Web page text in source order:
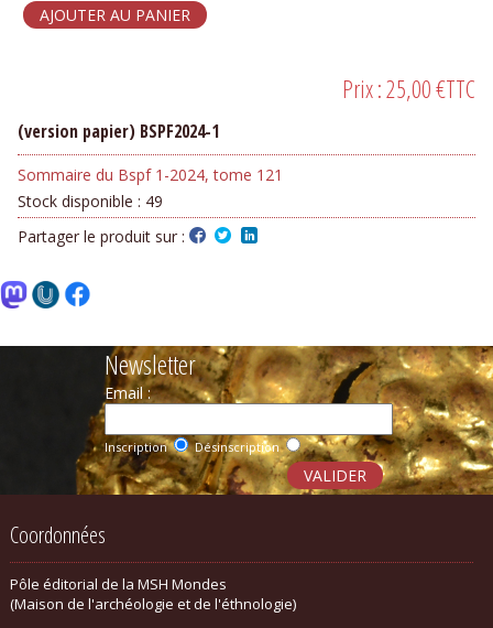
Prix :25,00 €TTC
(version papier) BSPF2024-1
Sommaire du Bspf 1-2024, tome 121
Stock disponible : 49
Partager le produit sur :
Newsletter
Email :
Inscription Désinscription
Coordonnées
Pôle éditorial de la MSH Mondes
(Maison de l'archéologie et de l'éthnologie)